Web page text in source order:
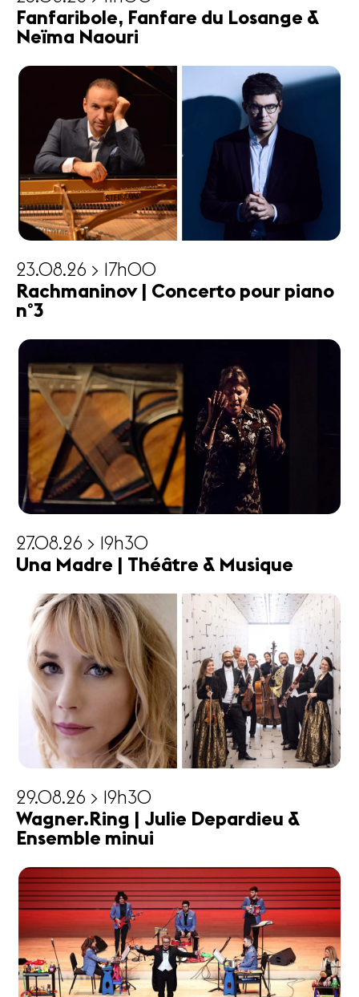
Fanfaribole, Fanfare du Losange &
Neïma Naouri
23.08.26 > 17h00
Rachmaninov | Concerto pour piano
n°3
27.08.26 > 19h30
Una Madre | Théâtre & Musique
29.08.26 > 19h30
Wagner.Ring | Julie Depardieu &
Ensemble minui